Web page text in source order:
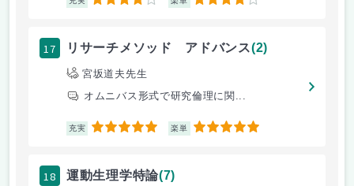
17 リサーチメソッド アドバンス(2)
宮坂道夫先生
オムニバス形式で研究倫理に関...
充実 5 楽単 5
18 運動生理学特論(7)